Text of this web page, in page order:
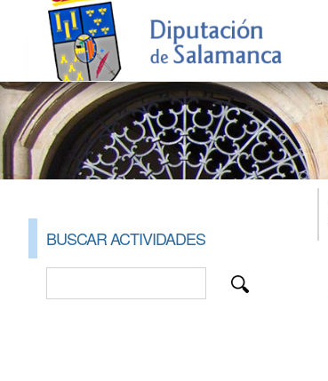
BUSCAR ACTIVIDADES